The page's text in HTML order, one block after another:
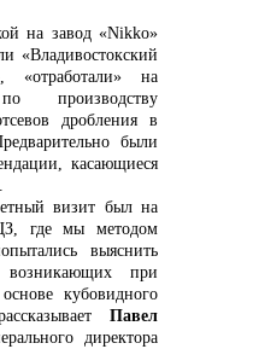
завод «Nikko»
«Владивостокский
«отработали» на
производству
дробления в
были
касающиеся
был на
где мы методом
выяснить
возникающих при
кубовидного
Павел
директора